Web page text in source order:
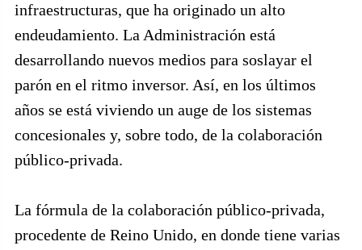
infraestructuras, que ha originado un alto
endeudamiento. La Administración está
desarrollando nuevos medios para soslayar el
parón en el ritmo inversor. Así, en los últimos
años se está viviendo un auge de los sistemas
concesionales y, sobre todo, de la colaboración
público-privada.
La fórmula de la colaboración público-privada,
procedente de Reino Unido, en donde tiene varias